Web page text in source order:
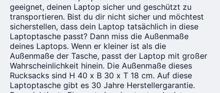
geeignet, deinen Laptop sicher und geschützt zu
transportieren. Bist du dir nicht sicher und möchtest
sicherstellen, dass dein Laptop tatsächlich in diese
Laptoptasche passt? Dann miss die Außenmaße
deines Laptops. Wenn er kleiner ist als die
Außenmaße der Tasche, passt der Laptop mit großer
Wahrscheinlichkeit hinein. Die Außenmaße dieses
Rucksacks sind H 40 x B 30 x T 18 cm. Auf diese
Laptoptasche gibt es 30 Jahre Herstellergarantie.